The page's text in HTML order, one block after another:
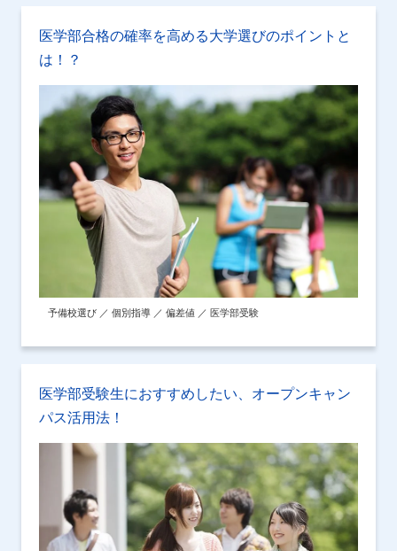
医学部合格の確率を高める大学選びのポイントと
は！？
予備校選び ／ 個別指導 ／ 偏差値 ／ 医学部受験
医学部受験生におすすめしたい、オープンキャン
パス活用法！